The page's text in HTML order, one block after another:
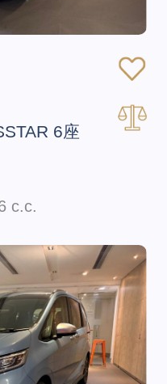
6座
c.c.